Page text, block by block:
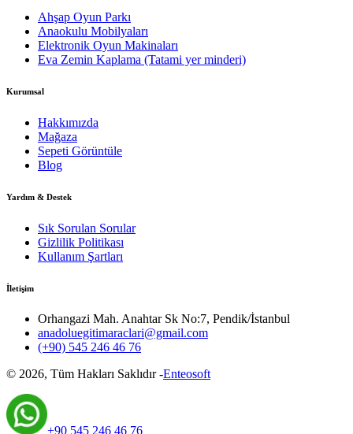
Ahşap Oyun Parkı
Anaokulu Mobilyaları
Elektronik Oyun Makinaları
Eva Zemin Kaplama (Tatami yer minderi)
Kurumsal
Hakkımızda
Mağaza
Sepeti Görüntüle
Blog
Yardım & Destek
Sık Sorulan Sorular
Gizlilik Politikası
Kullanım Şartları
İletişim
Orhangazi Mah. Anahtar Sk No:7, Pendik/İstanbul
anadoluegitimaraclari@gmail.com
(+90) 545 246 46 76
© 2026, Tüm Hakları Saklıdır -Enteosoft
+90 545 246 46 76